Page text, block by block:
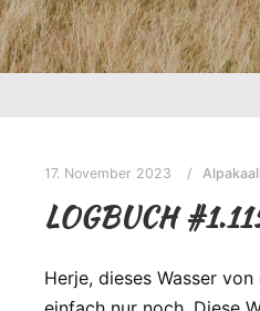
17. November 2023
LOGBUCH
Herje, dieses Wasser